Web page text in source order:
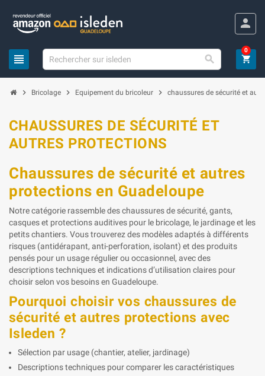
person
view_headline  shopping_cart
0
chevron_right Bricolage chevron_right Equipement du bricoleur chevron_right chaussures de sécurité et
CHAUSSURES DE SÉCURITÉ ET
AUTRES PROTECTIONS
Chaussures de sécurité et autres
protections en Guadeloupe
Notre catégorie rassemble des chaussures de sécurité, gants,
casques et protections auditives pour le bricolage, le jardinage et les
petits chantiers. Vous trouverez des modèles adaptés à différents
risques (antidérapant, anti-perforation, isolant) et des produits
pensés pour un usage régulier ou occasionnel, avec des
descriptions techniques et indications d’utilisation claires pour
choisir selon vos besoins en Guadeloupe.
Pourquoi choisir vos chaussures de
sécurité et autres protections avec
Isleden ?
Sélection par usage (chantier, atelier, jardinage)
Descriptions techniques pour comparer les caractéristiques